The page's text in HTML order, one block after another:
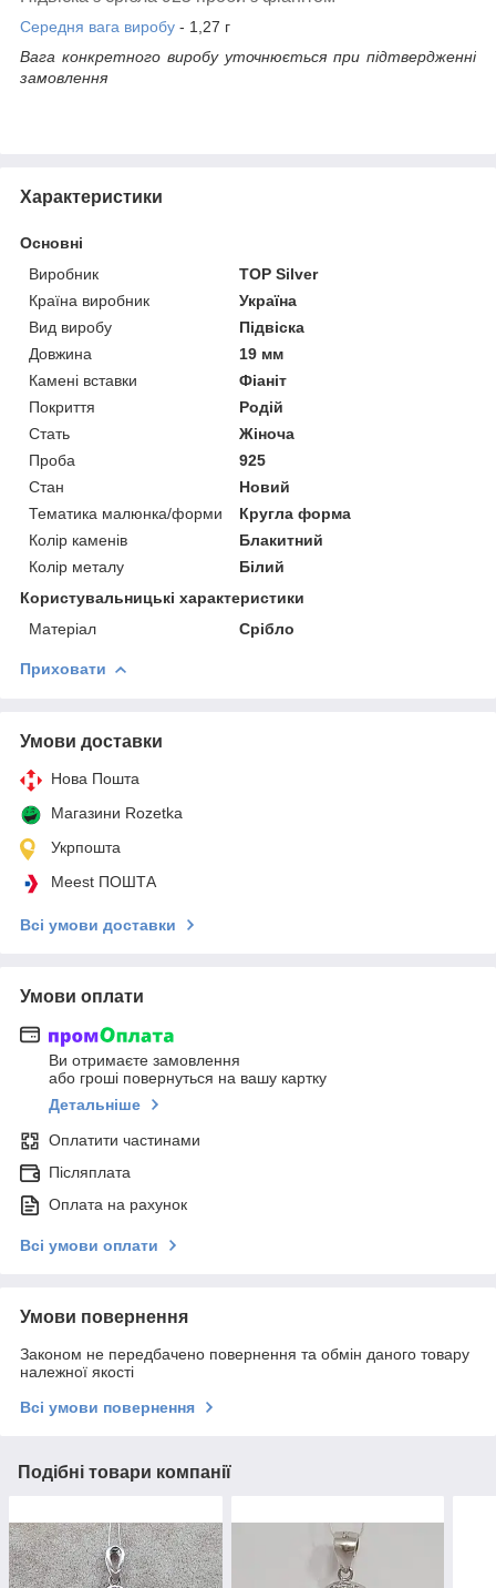
Середня вага виробу - 1,27 г
Вага конкретного виробу уточнюється при підтвердженні
замовлення
Характеристики
Основні
Виробник
TOP Silver
Країна виробник
Україна
Вид виробу
Підвіска
Довжина
19 мм
Камені вставки
Фіаніт
Покриття
Родій
Стать
Жіноча
Проба
925
Стан
Новий
Тематика малюнка/форми
Кругла форма
Колір каменів
Блакитний
Колір металу
Білий
Користувальницькі характеристики
Матеріал
Срібло
Приховати
Умови доставки
Нова Пошта
Магазини Rozetka
Укрпошта
Meest ПОШТА
Всі умови доставки
Умови оплати
Ви отримаєте замовлення
або гроші повернуться на вашу картку
Детальніше
Оплатити частинами
Післяплата
Оплата на рахунок
Всі умови оплати
Умови повернення
Законом не передбачено повернення та обмін даного товару
належної якості
Всі умови повернення
Подібні товари компанії